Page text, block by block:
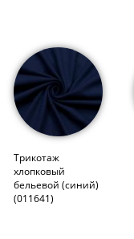
Трикотаж
хлопковый
бельевой (синий)
(011641)